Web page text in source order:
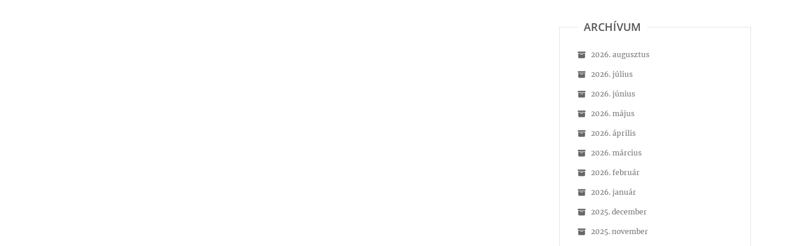
ARCHÍVUM
2026. augusztus
2026. július
2026. június
2026. május
2026. április
2026. március
2026. február
2026. január
2025. december
2025. november